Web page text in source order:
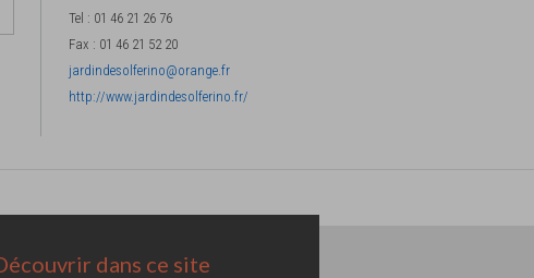
Tel : 01 46 21 26 76
Fax : 01 46 21 52 20
jardindesolferino@orange.fr
http://www.jardindesolferino.fr/
dans ce site